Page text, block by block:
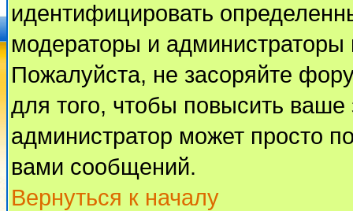
идентифицировать
модераторы и администраторы
Пожалуйста, не засоряйте
для того, чтобы повысить
администратор может просто
вами сообщений.
Вернуться к началу